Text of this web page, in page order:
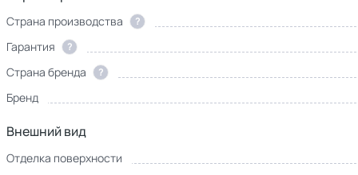
модель
Страна производства ?
Гарантия ?
Страна бренда ?
Бренд
Внешний вид
Отделка поверхности